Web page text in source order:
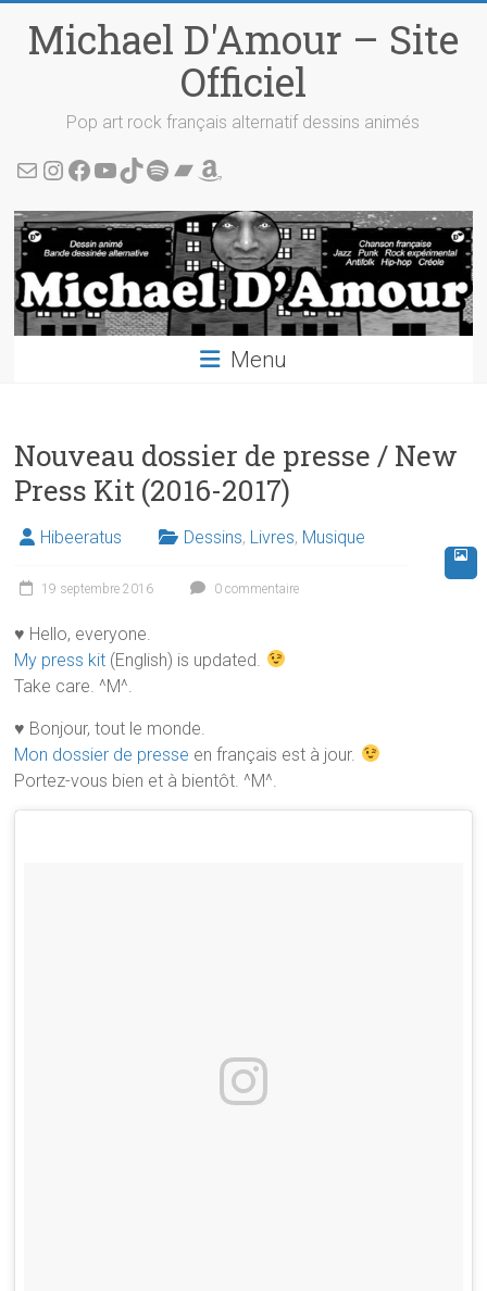
contentMichael D'Amour – Site
Officiel
Pop art rock français alternatif dessins animés
Écris-moi ! Instagram
Facebook
YouTube
TikTok
Spotify
Bandcamp
Amazon
Menu
Nouveau dossier de presse / New
Press Kit (2016-2017)
Hibeeratus Dessins, Livres, Musique
19 septembre 2016 0 commentaire
♥ Hello, everyone.
My press kit (English) is updated.
Take care. ^M^.
♥ Bonjour, tout le monde.
Mon dossier de presse en français est à jour.
Portez-vous bien et à bientôt. ^M^.